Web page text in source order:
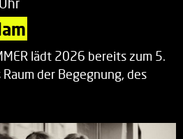
lädt 2026 bereits zum 5.
der Begegnung, des